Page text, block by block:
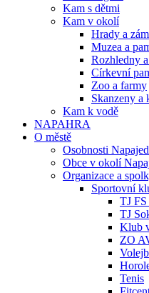
Kam s dětmi
Kam v okolí
Hrady a
Muzea a
Rozhledny
Církevní
Zoo a farmy
Skanzeny a
Kam k vodě
NAPAHRA
O městě
Osobnosti
Obce v okolí
Organizace a
Sportovní
TJ FS
TJ
Klub
ZO
Tenis